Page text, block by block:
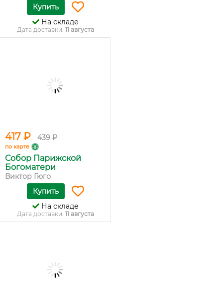
Купить
На складе
Дата доставки: 11 августа
417 ₽ 439 ₽
по карте
Собор Парижской
Богоматери
Виктор Гюго
Купить
На складе
Дата доставки: 11 августа